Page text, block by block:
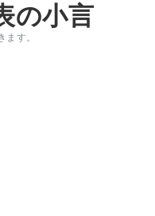
の小言
ます。